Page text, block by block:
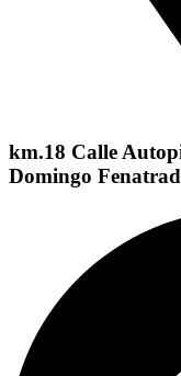
km.18 Calle
Domingo